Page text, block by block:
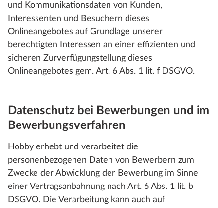
und Kommunikationsdaten von Kunden,
Interessenten und Besuchern dieses
Onlineangebotes auf Grundlage unserer
berechtigten Interessen an einer effizienten und
sicheren Zurverfügungstellung dieses
Onlineangebotes gem. Art. 6 Abs. 1 lit. f DSGVO.
Datenschutz bei Bewerbungen und im
Bewerbungsverfahren
Hobby erhebt und verarbeitet die
personenbezogenen Daten von Bewerbern zum
Zwecke der Abwicklung der Bewerbung im Sinne
einer Vertragsanbahnung nach Art. 6 Abs. 1 lit. b
DSGVO. Die Verarbeitung kann auch auf